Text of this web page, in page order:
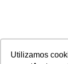
Utilizamos